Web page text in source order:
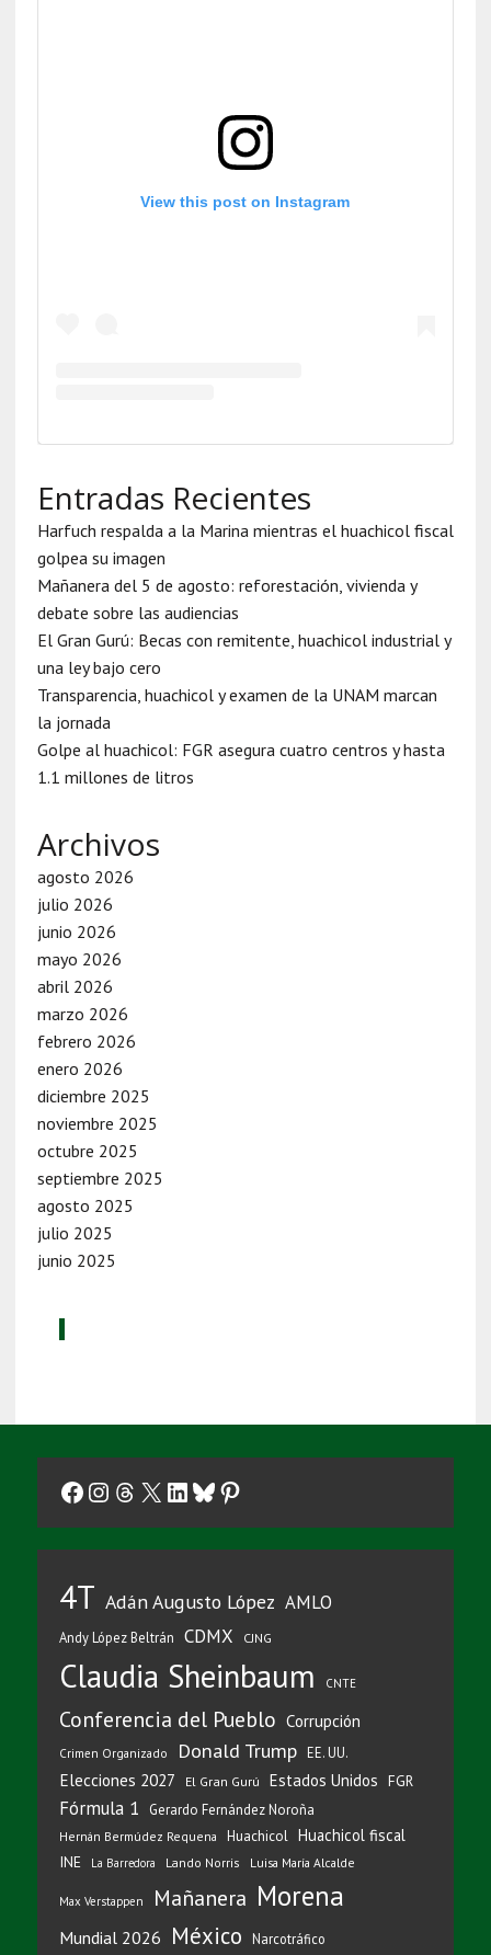
View this post on Instagram
Entradas Recientes
Harfuch respalda a la Marina mientras el huachicol fiscal
golpea su imagen
Mañanera del 5 de agosto: reforestación, vivienda y
debate sobre las audiencias
El Gran Gurú: Becas con remitente, huachicol industrial y
una ley bajo cero
Transparencia, huachicol y examen de la UNAM marcan
la jornada
Golpe al huachicol: FGR asegura cuatro centros y hasta
1.1 millones de litros
Archivos
agosto 2026
julio 2026
junio 2026
mayo 2026
abril 2026
marzo 2026
febrero 2026
enero 2026
diciembre 2025
noviembre 2025
octubre 2025
septiembre 2025
agosto 2025
julio 2025
junio 2025
Facebook
Instagram
Threads
X LinkedIn
Bluesky
Pinterest
4T Adán Augusto López AMLO
Andy López Beltrán CDMX CJNG
Claudia Sheinbaum CNTE
Conferencia del Pueblo Corrupción
Crimen Organizado Donald Trump EE. UU.
Elecciones 2027 El Gran Gurú Estados Unidos FGR
Fórmula 1 Gerardo Fernández Noroña
Hernán Bermúdez Requena Huachicol Huachicol fiscal
INE La Barredora Lando Norris Luisa María Alcalde
Max Verstappen Mañanera Morena
Mundial 2026 México Narcotráfico